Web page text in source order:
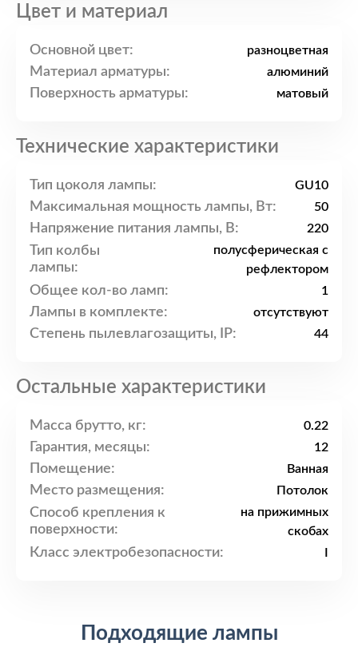
Цвет и материал
Основной цвет: разноцветная
Материал арматуры: алюминий
Поверхность арматуры: матовый
Технические характеристики
Тип цоколя лампы: GU10
Максимальная мощность лампы, Вт: 50
Напряжение питания лампы, В: 220
Тип колбы
лампы:
полусферическая с
рефлектором
Общее кол-во ламп: 1
Лампы в комплекте: отсутствуют
Степень пылевлагозащиты, IP: 44
Остальные характеристики
Масса брутто, кг: 0.22
Гарантия, месяцы: 12
Помещение: Ванная
Место размещения: Потолок
Способ крепления к
поверхности:
на прижимных
скобах
Класс электробезопасности:
Подходящие лампы